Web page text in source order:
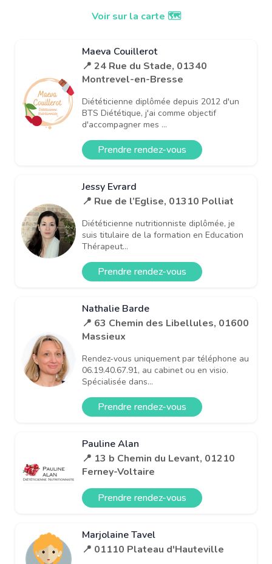
Voir sur la carte 🗺️
Maeva Couillerot
📍 24 Rue du Stade, 01340
Montrevel-en-Bresse
Diététicienne diplômée depuis 2012 d'un
BTS Diététique, j'ai comme objectif
d'accompagner mes ...
Prendre rendez-vous
Jessy Evrard
📍 Rue de l’Eglise, 01310 Polliat
Diététicienne nutritionniste diplômée, je
suis titulaire de la formation en Education
Thérapeut...
Prendre rendez-vous
Nathalie Barde
📍 63 Chemin des Libellules, 01600
Massieux
Rendez-vous uniquement par téléphone au
06.19.40.67.91, au cabinet ou en visio.
Spécialisée dans...
Prendre rendez-vous
Pauline Alan
📍 13 b Chemin du Levant, 01210
Ferney-Voltaire
Prendre rendez-vous
Marjolaine Tavel
📍 01110 Plateau d'Hauteville